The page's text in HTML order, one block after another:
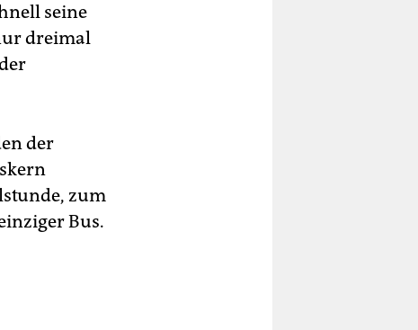
seine
dreimal
der
zum
Bus.